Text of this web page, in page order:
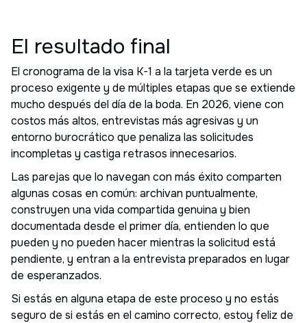
El resultado final
El cronograma de la visa K-1 a la tarjeta verde es un
proceso exigente y de múltiples etapas que se extiende
mucho después del día de la boda. En 2026, viene con
costos más altos, entrevistas más agresivas y un
entorno burocrático que penaliza las solicitudes
incompletas y castiga retrasos innecesarios.
Las parejas que lo navegan con más éxito comparten
algunas cosas en común: archivan puntualmente,
construyen una vida compartida genuina y bien
documentada desde el primer día, entienden lo que
pueden y no pueden hacer mientras la solicitud está
pendiente, y entran a la entrevista preparados en lugar
de esperanzados.
Si estás en alguna etapa de este proceso y no estás
seguro de si estás en el camino correcto, estoy feliz de